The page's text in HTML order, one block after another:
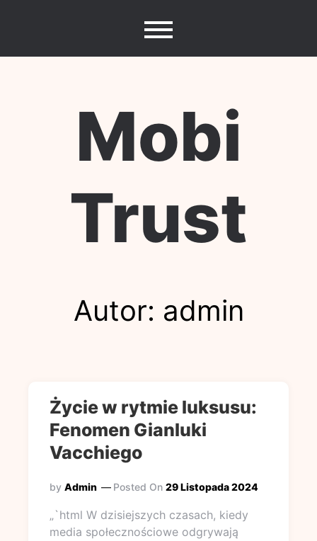
Mobi
Trust
Autor: admin
Życie w rytmie luksusu:
Fenomen Gianluki
Vacchiego
by Admin Posted On 29 Listopada 2024
„`html W dzisiejszych czasach, kiedy
media społecznościowe odgrywają